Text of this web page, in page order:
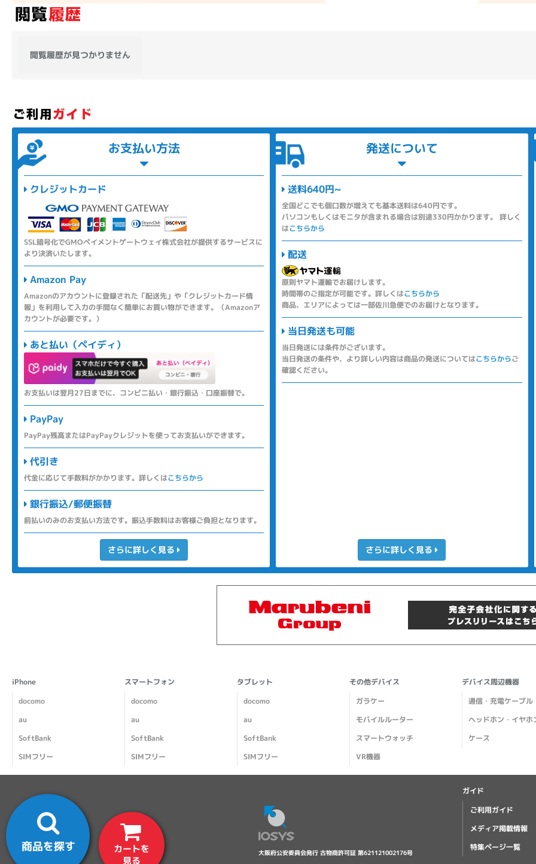
閲覧履歴が見つかりません
お支払い方法
クレジットカード
SSL暗号化でGMOペイメントゲートウェイ株式会社が提供するサービスに
より決済いたします。
Amazon Pay
Amazonのアカウントに登録された「配送先」や「クレジットカード情
報」を利用して入力の手間なく簡単にお買い物ができます。（Amazonア
カウントが必要です。）
あと払い（ペイディ）
お支払いは翌月27日までに、コンビニ払い・銀行振込・口座振替で。
PayPay
PayPay残高またはPayPayクレジットを使ってお支払いができます。
代引き
代金に応じて手数料がかかります。詳しくはこちらから
銀行振込/郵便振替
前払いのみのお支払い方法です。振込手数料はお客様ご負担となります。
さらに詳しく見る
発送について
送料640円~
全国どこでも個口数が増えても基本送料は640円です。
パソコンもしくはモニタが含まれる場合は別途330円かかります。 詳しく
はこちらから
配送
原則ヤマト運輸でお届けします。
時間帯のご指定が可能です。詳しくはこちらから
商品、エリアによっては一部佐川急便でのお届けとなります。
当日発送も可能
当日発送には条件がございます。
当日発送の条件や、より詳しい内容は商品の発送についてはこちらからご
確認ください。
さらに詳しく見る
iPhone
docomo
au
SoftBank
SIMフリー
スマートフォン
docomo
au
SoftBank
SIMフリー
タブレット
docomo
au
SoftBank
SIMフリー
その他デバイス
ガラケー
モバイルルーター
スマートウォッチ
VR機器
デバイス周辺機器
通信・充電ケーブル
ヘッドホン・イヤホ
ケース
ガイド
ご利用ガイド
メディア掲載情報
特集ページ一覧
大阪府公安委員会発行 古物商許可証 第621121002176号
ただし機能別のみ「and検索」となります。
商品を探す カートを
見る